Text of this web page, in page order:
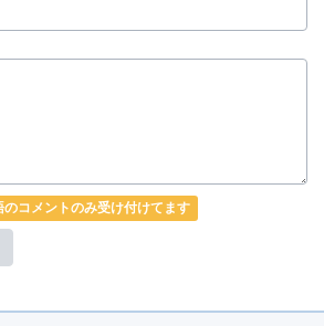
コメントのみ受け付けてます